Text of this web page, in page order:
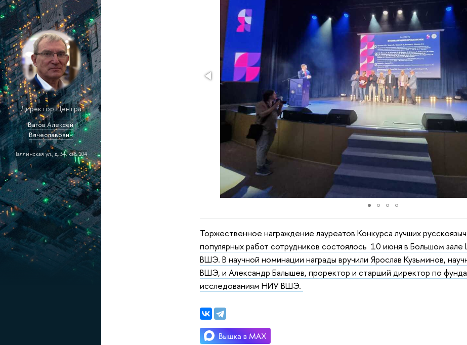
Директор Центра
Вагов Алексей
Вячеславович
Таллинская ул., д. 34, каб. 104
Торжественное награждение лауреатовКонкурса лучших
популярных работ сотрудников состоялось 10 июня в Большом зале
ВШЭ. В научной номинации награды вручили Ярослав Кузьминов,
ВШЭ, и Александр Балышев, проректор и старший директор по
исследованиям НИУ ВШЭ.